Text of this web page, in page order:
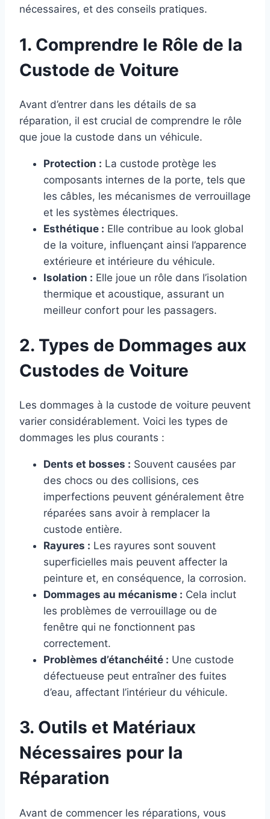
nécessaires, et des conseils pratiques.
1. Comprendre le Rôle de la
Custode de Voiture
Avant d’entrer dans les détails de sa
réparation, il est crucial de comprendre le rôle
que joue la custode dans un véhicule.
Protection : La custode protège les
composants internes de la porte, tels que
les câbles, les mécanismes de verrouillage
et les systèmes électriques.
Esthétique : Elle contribue au look global
de la voiture, influençant ainsi l’apparence
extérieure et intérieure du véhicule.
Isolation : Elle joue un rôle dans l’isolation
thermique et acoustique, assurant un
meilleur confort pour les passagers.
2. Types de Dommages aux
Custodes de Voiture
Les dommages à la custode de voiture peuvent
varier considérablement. Voici les types de
dommages les plus courants :
Dents et bosses : Souvent causées par
des chocs ou des collisions, ces
imperfections peuvent généralement être
réparées sans avoir à remplacer la
custode entière.
Rayures : Les rayures sont souvent
superficielles mais peuvent affecter la
peinture et, en conséquence, la corrosion.
Dommages au mécanisme : Cela inclut
les problèmes de verrouillage ou de
fenêtre qui ne fonctionnent pas
correctement.
Problèmes d’étanchéité : Une custode
défectueuse peut entraîner des fuites
d’eau, affectant l’intérieur du véhicule.
3. Outils et Matériaux
Nécessaires pour la
Réparation
Avant de commencer les réparations, vous